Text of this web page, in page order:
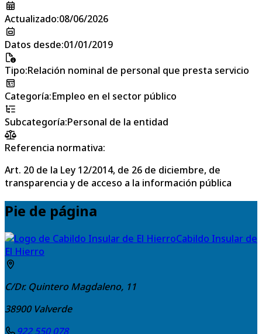
Actualizado:08/06/2026
Datos desde:01/01/2019
Tipo:Relación nominal de personal que presta servicio
Categoría:Empleo en el sector público
Subcategoría:Personal de la entidad
Referencia normativa:
Art. 20 de la Ley 12/2014, de 26 de diciembre, de
transparencia y de acceso a la información pública
Pie de página
Cabildo Insular de
El Hierro
C/Dr. Quintero Magdaleno, 11
38900 Valverde
922 550 078